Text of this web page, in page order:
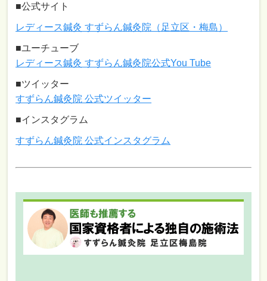
■公式サイト
レディース鍼灸 すずらん鍼灸院（足立区・梅島）
■ユーチューブ
レディース鍼灸 すずらん鍼灸院公式You Tube
■ツイッター
すずらん鍼灸院 公式ツイッター
■インスタグラム
すずらん鍼灸院 公式インスタグラム